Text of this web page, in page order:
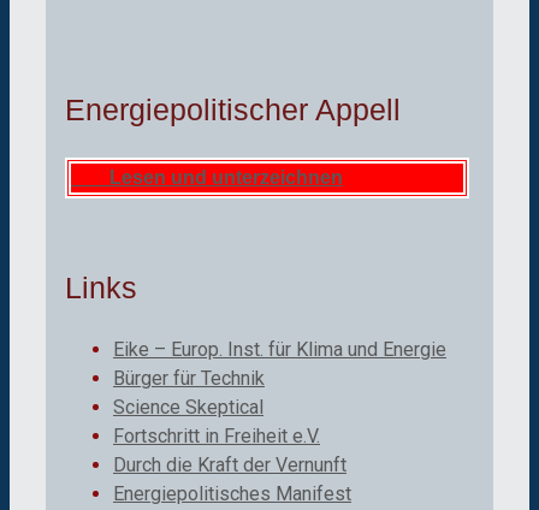
Energiepolitischer Appell
Lesen und unterzeichnen
Links
Eike – Europ. Inst. für Klima und Energie
Bürger für Technik
Science Skeptical
Fortschritt in Freiheit e.V.
Durch die Kraft der Vernunft
Energiepolitisches Manifest